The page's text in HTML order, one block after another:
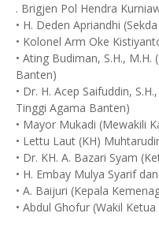
. Brigjen Pol Hendra
• H. Deden Apriandhi
• Kolonel Arm Oke
• Ating Budiman, S.H.,
Banten)
• Dr. H. Acep Saifuddin,
Tinggi Agama Banten)
• Mayor Mukadi (Mewakili
• Lettu Laut (KH)
• Dr. KH. A. Bazari Syam
• H. Embay Mulya Syarif
• A. Baijuri (Kepala
• Abdul Ghofur (Wakil